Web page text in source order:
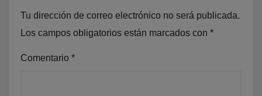
Tu dirección de correo electrónico no será publicada.
Los campos obligatorios están marcados con *
Comentario *